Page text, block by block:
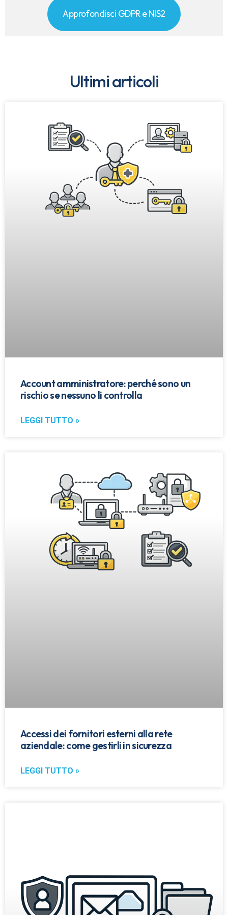
Approfondisci GDPR e NIS2
Ultimi articoli
Account amministratore: perché sono un
rischio se nessuno li controlla
LEGGI TUTTO »
Accessi dei fornitori esterni alla rete
aziendale: come gestirli in sicurezza
LEGGI TUTTO »